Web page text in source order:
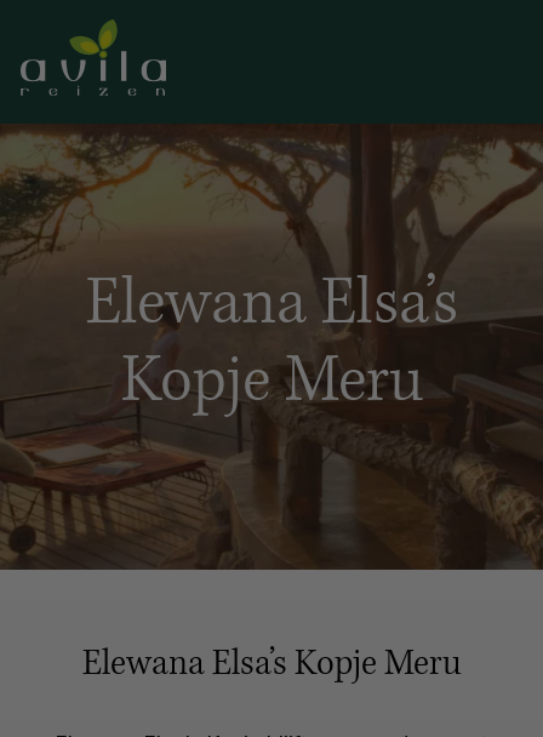
Elewana Elsa’s
Kopje Meru
Elewana Elsa’s Kopje Meru